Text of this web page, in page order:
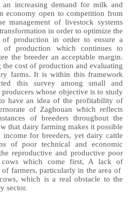
an increasing demand for milk and
economy open to competition from
management of livestock systems
in order to optimize the
production in order to ensure a
production which continues to
the breeder an acceptable margin.
the cost of production and evaluating
farms. It is within this framework
this survey among small and
whose objective is to study
have an idea of ​​the profitability of
of Zaghouan which reflects
of breeders throughout the
that dairy farming makes it possible
income for breeders, yet dairy cattle
of poor technical and economic
reproductive and productive poor
cows which come first, A lack of
farmers, particularly in the area of
which is a real obstacle to the
sector.